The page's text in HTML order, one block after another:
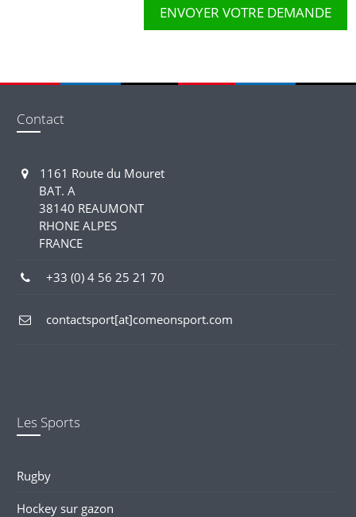
Contact
1161 Route du Mouret
BAT. A
38140 REAUMONT
RHONE ALPES
FRANCE
+33 (0) 4 56 25 21 70
contactsport[at]comeonsport.com
Les Sports
Rugby
Hockey sur gazon